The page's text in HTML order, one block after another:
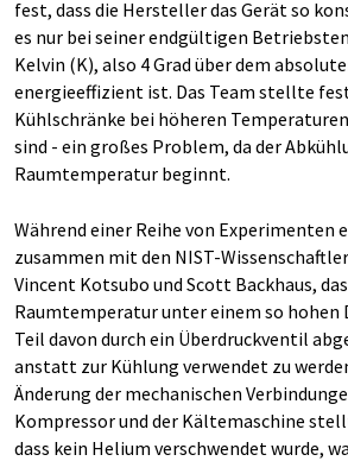
fest, dass die Hersteller das Gerät so
es nur bei seiner endgültigen
Kelvin (K), also 4 Grad über dem
energieeffizient ist. Das Team stellte
Kühlschränke bei höheren
sind - ein großes Problem, da der
Raumtemperatur beginnt.
Während einer Reihe von Experimenten
zusammen mit den NIST-
Vincent Kotsubo und Scott Backhaus,
Raumtemperatur unter einem so hohen
Teil davon durch ein Überdruckventil
anstatt zur Kühlung verwendet zu
Änderung der mechanischen
Kompressor und der Kältemaschine
dass kein Helium verschwendet wurde,